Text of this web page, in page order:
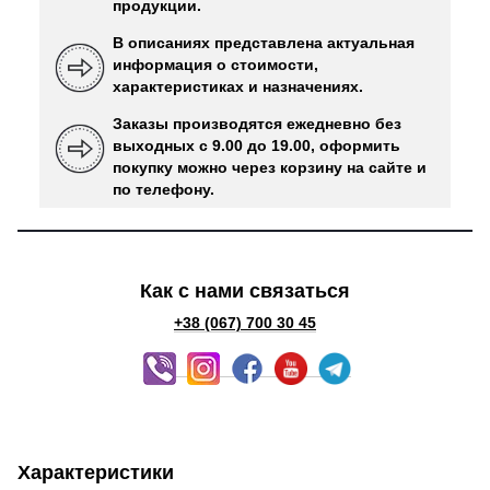
продукции.
В описаниях представлена ​​актуальная
информация о стоимости,
характеристиках и назначениях.
Заказы производятся ежедневно без
выходных с 9.00 до 19.00, оформить
покупку можно через корзину на сайте и
по телефону.
Как с нами связаться
+38 (067) 700 30 45
Характеристики